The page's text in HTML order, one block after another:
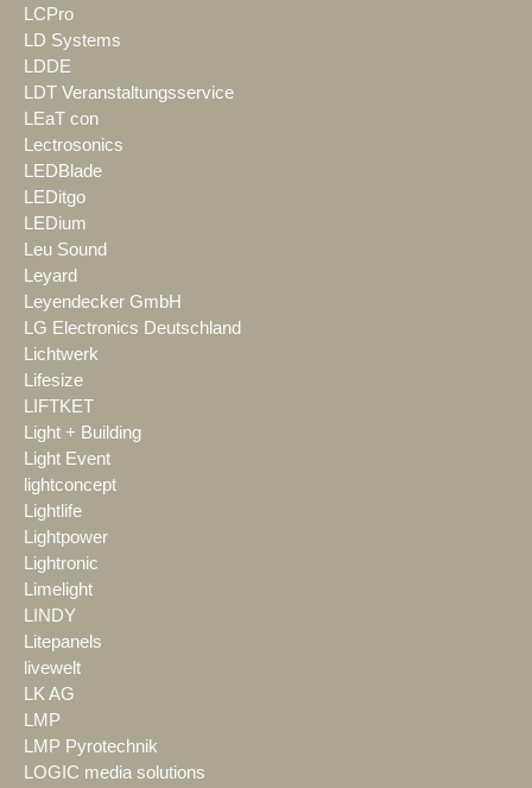
LCPro
LD Systems
LDDE
LDT Veranstaltungsservice
LEaT con
Lectrosonics
LEDBlade
LEDitgo
LEDium
Leu Sound
Leyard
Leyendecker GmbH
LG Electronics Deutschland
Lichtwerk
Lifesize
LIFTKET
Light + Building
Light Event
lightconcept
Lightlife
Lightpower
Lightronic
Limelight
LINDY
Litepanels
livewelt
LK AG
LMP
LMP Pyrotechnik
LOGIC media solutions